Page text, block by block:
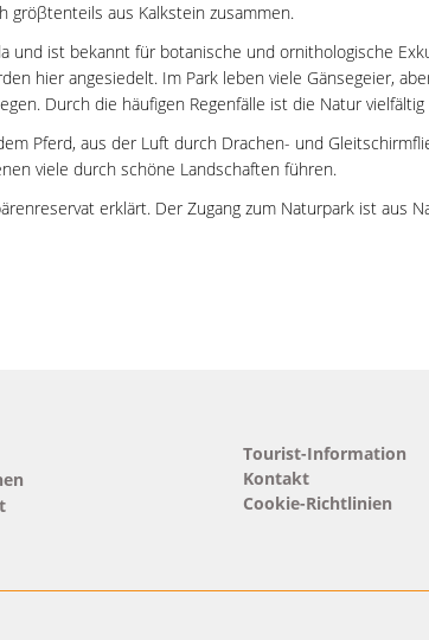
aus Kalkstein zusammen.
und ist bekannt für botanische und ornithologische
hier angesiedelt. Im Park leben viele Gänsegeier,
Durch die häufigen Regenfälle ist die Natur
Pferd, aus der Luft durch Drachen- und
viele durch schöne Landschaften führen.
erklärt. Der Zugang zum Naturpark ist aus
Tourist-Information
Kontakt
Cookie-Richtlinien